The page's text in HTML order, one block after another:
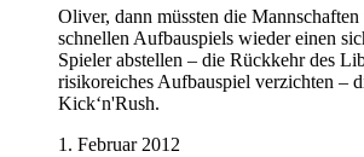
Oliver, dann müssten die
schnellen Aufbauspiels wieder einen
Spieler abstellen – die Rückkehr des
risikoreiches Aufbauspiel verzichten –
Kick‘n'Rush.
1. Februar 2012